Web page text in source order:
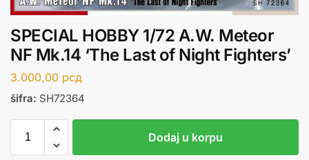
SPECIAL HOBBY 1/72 A.W. Meteor
NF Mk.14 ‘The Last of Night Fighters’
3.000,00 рсд
šifra: SH72364
Dodaj u korpu